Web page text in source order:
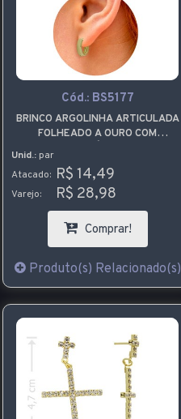
Cód.: BS5177
BRINCO ARGOLINHA ARTICULADA
FOLHEADO A OURO COM
Unid.: par
Atacado: R$ 14,49
Varejo: R$ 28,98
Comprar!
Produto(s) Relacionado(s)